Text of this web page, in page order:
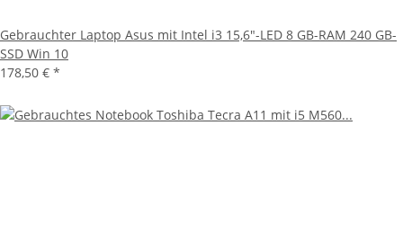
Gebrauchter Laptop Asus mit Intel i3 15,6"-LED 8 GB-RAM 240 GB-
SSD Win 10
178,50 € *